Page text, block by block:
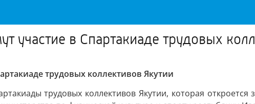
участие в Спартакиаде трудовых
трудовых коллективов Якутии
трудовых коллективов Якутии, которая